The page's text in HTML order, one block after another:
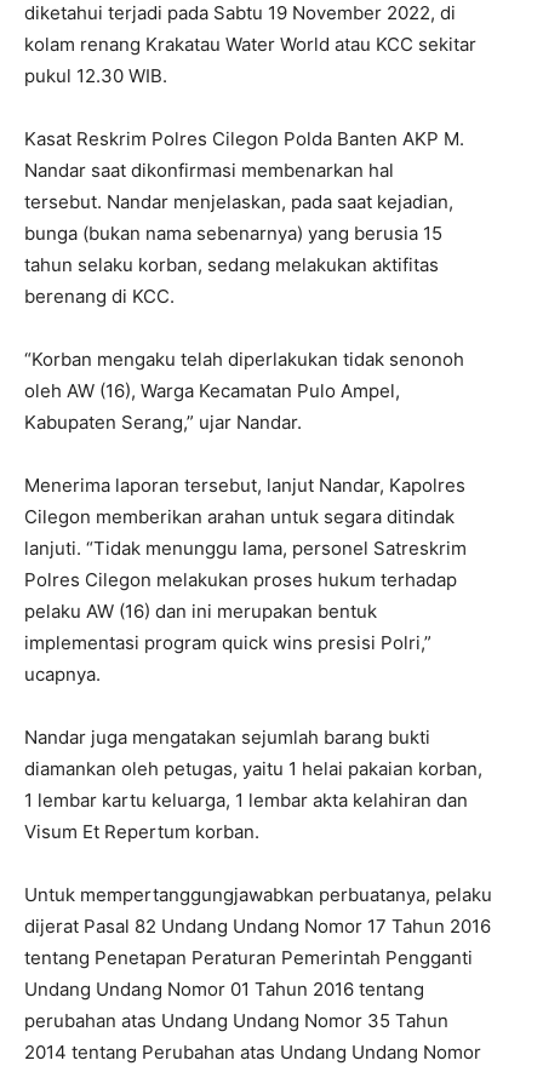
diketahui terjadi pada Sabtu 19 November 2022, di
kolam renang Krakatau Water World atau KCC sekitar
pukul 12.30 WIB.
Kasat Reskrim Polres Cilegon Polda Banten AKP M.
Nandar saat dikonfirmasi membenarkan hal
tersebut. Nandar menjelaskan, pada saat kejadian,
bunga (bukan nama sebenarnya) yang berusia 15
tahun selaku korban, sedang melakukan aktifitas
berenang di KCC.
“Korban mengaku telah diperlakukan tidak senonoh
oleh AW (16), Warga Kecamatan Pulo Ampel,
Kabupaten Serang,” ujar Nandar.
Menerima laporan tersebut, lanjut Nandar, Kapolres
Cilegon memberikan arahan untuk segara ditindak
lanjuti. “Tidak menunggu lama, personel Satreskrim
Polres Cilegon melakukan proses hukum terhadap
pelaku AW (16) dan ini merupakan bentuk
implementasi program quick wins presisi Polri,”
ucapnya.
Nandar juga mengatakan sejumlah barang bukti
diamankan oleh petugas, yaitu 1 helai pakaian korban,
1 lembar kartu keluarga, 1 lembar akta kelahiran dan
Visum Et Repertum korban.
Untuk mempertanggungjawabkan perbuatanya, pelaku
dijerat Pasal 82 Undang Undang Nomor 17 Tahun 2016
tentang Penetapan Peraturan Pemerintah Pengganti
Undang Undang Nomor 01 Tahun 2016 tentang
perubahan atas Undang Undang Nomor 35 Tahun
2014 tentang Perubahan atas Undang Undang Nomor